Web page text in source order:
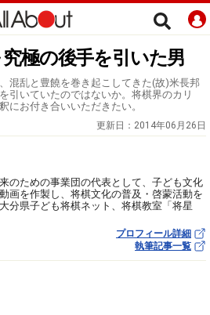
極の後手を引いた男
混乱と豊饒を巻き起こしてきた(故)米長邦
引いていたのではないか。将棋界のカリ
にお付き合いいただきたい。
更新日： 2014年06月26日
のための事業団の代表として、子ども文化
画を作製し、将棋文化の普及・啓蒙活動を
分県子ども将棋ネット、将棋教室「将星
プロフィール詳細
執筆記事一覧